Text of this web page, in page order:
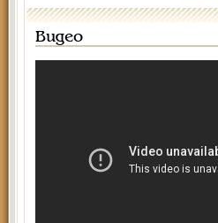
Видео